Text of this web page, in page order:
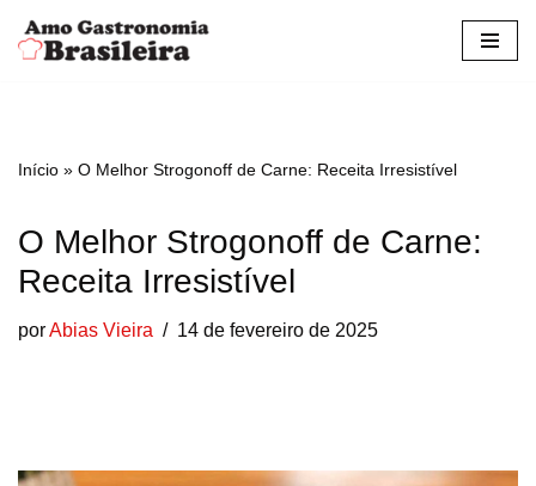
Pular
conteúdo
Início » O Melhor Strogonoff de Carne: Receita Irresistível
O Melhor Strogonoff de Carne:
Receita Irresistível
porAbias Vieira 14 de fevereiro de 2025